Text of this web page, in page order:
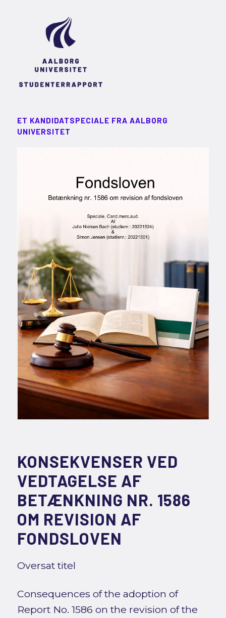
ET KANDIDATSPECIALE FRA AALBORG
UNIVERSITET
KONSEKVENSER VED
VEDTAGELSE AF
BETÆNKNING NR. 1586
OM REVISION AF
FONDSLOVEN
Oversat titel
Consequences of the adoption of
Report No. 1586 on the revision of the